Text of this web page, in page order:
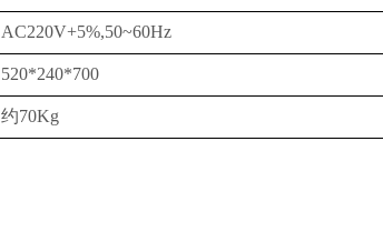
AC220V+5%,50~60Hz
520*240*700
约70Kg